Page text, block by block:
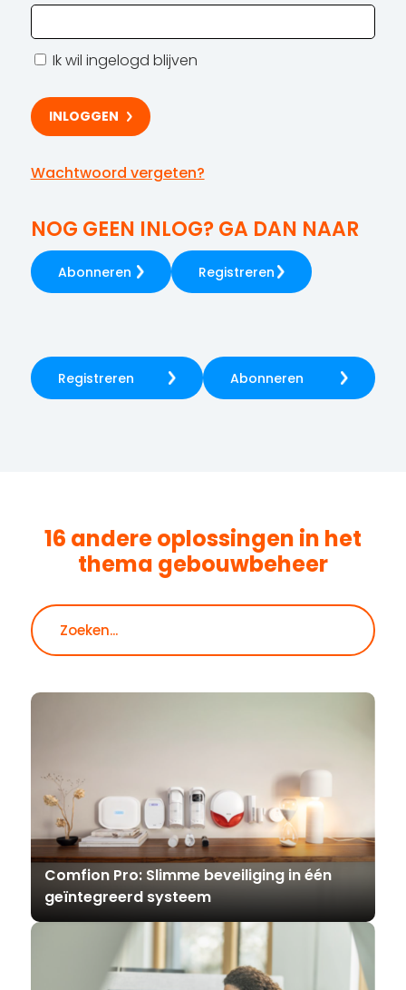
Ik wil ingelogd blijven
Wachtwoord vergeten?
NOG GEEN INLOG? GA DAN NAAR
Abonneren Registreren
Registreren Abonneren
16 andere oplossingen in het
thema gebouwbeheer
Comfion Pro: Slimme beveiliging in één
geïntegreerd systeem